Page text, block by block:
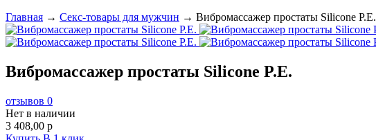
Главная → Секс-товары для мужчин → Вибромассажер простаты Silicone P.E.
Вибромассажер простаты Silicone P.E.
отзывов 0
Нет в наличии
3 408,00 p